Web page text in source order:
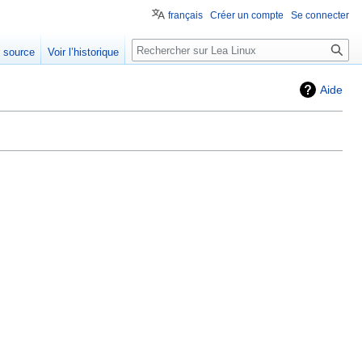
Aide
français Créer un compte Se connecter
source Voir l’historique